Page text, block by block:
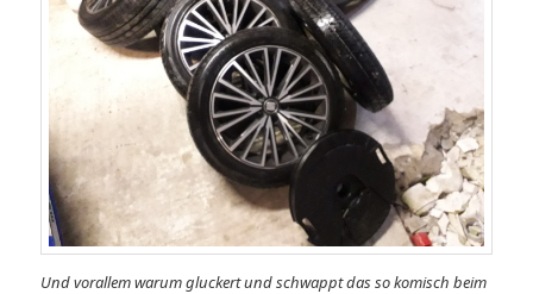
Und vorallem warum gluckert und schwappt das so komisch beim